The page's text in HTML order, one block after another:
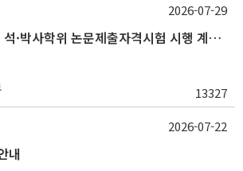
2026학년도 2학기 석·박사학위 논문제출자격시험 시행 계획 공고
13327
2026-07-29
내
2026-07-22